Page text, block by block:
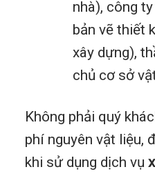
nhà), công
bản vẽ thiết
xây dựng),
chủ cơ sở
Không phải quý
phí nguyên vật liệu,
khi sử dụng dịch vụ